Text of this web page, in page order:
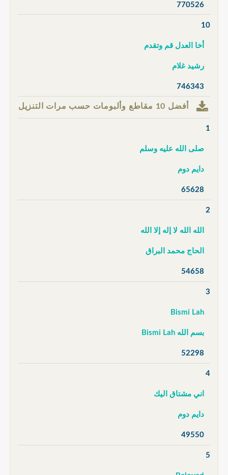
770526
10
أخا العدل قم وتقدم
رشيد غلام
746343
أفضل 10 مقاطع وألبومات حسب مرات التنزيل
1
صلى الله عليه وسلم
دايم دوم
65628
2
الله الله لا إله إلا الله
الحاج محمد البراق
54658
3
Bismi Lah
بسم الله Bismi Lah
52298
4
اني مشتاق اليك
دايم دوم
49550
5